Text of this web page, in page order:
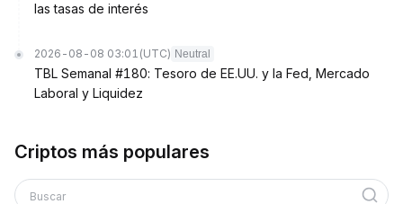
las tasas de interés
2026-08-08 03:01 (UTC) Neutral
TBL Semanal #180: Tesoro de EE.UU. y la Fed, Mercado
Laboral y Liquidez
Criptos más populares
Buscar